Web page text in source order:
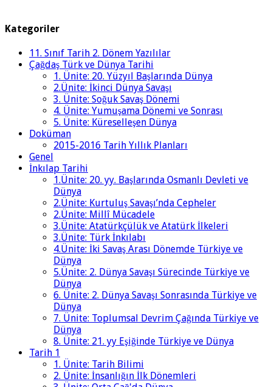
Kategoriler
11. Sınıf Tarih 2. Dönem Yazılılar
Çağdaş Türk ve Dünya Tarihi
1. Ünite: 20. Yüzyıl Başlarında Dünya
2.Ünite: İkinci Dünya Savaşı
3. Ünite: Soğuk Savaş Dönemi
4. Ünite: Yumuşama Dönemi ve Sonrası
5. Ünite: Küreselleşen Dünya
Doküman
2015-2016 Tarih Yıllık Planları
Genel
İnkılap Tarihi
1.Ünite: 20. yy. Başlarında Osmanlı Devleti ve
Dünya
2.Ünite: Kurtuluş Savaşı’nda Cepheler
2.Ünite: Millî Mücadele
3.Ünite: Atatürkçülük ve Atatürk İlkeleri
3.Ünite: Türk İnkılabı
4.Ünite: İki Savaş Arası Dönemde Türkiye ve
Dünya
5.Ünite: 2. Dünya Savaşı Sürecinde Türkiye ve
Dünya
6. Ünite: 2. Dünya Savaşı Sonrasında Türkiye ve
Dünya
7. Ünite: Toplumsal Devrim Çağında Türkiye ve
Dünya
8. Ünite: 21. yy Eşiğinde Türkiye ve Dünya
Tarih 1
1. Ünite: Tarih Bilimi
2. Ünite: İnsanlığın İlk Dönemleri